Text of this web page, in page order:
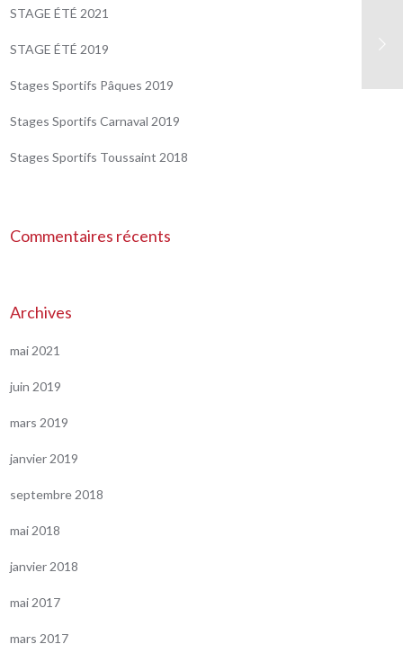
STAGE ÉTÉ 2021
STAGE ÉTÉ 2019
Stages Sportifs Pâques 2019
Stages Sportifs Carnaval 2019
Stages Sportifs Toussaint 2018
Commentaires récents
Archives
mai 2021
juin 2019
mars 2019
janvier 2019
septembre 2018
mai 2018
janvier 2018
mai 2017
mars 2017